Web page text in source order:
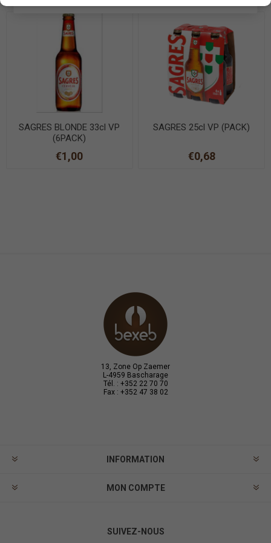
SAGRES BLONDE 33cl VP
(6PACK)
€1,00
SAGRES 25cl VP (PACK)
€0,68
13, Zone Op Zaemer
L-4959 Bascharage
Tél. : +352 22 70 70
Fax : +352 47 38 02
INFORMATION
MON COMPTE
SUIVEZ-NOUS